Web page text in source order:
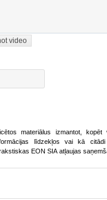
video
materiālus izmantot, kopēt
līdzekļos vai kā
EON SIA atļaujas